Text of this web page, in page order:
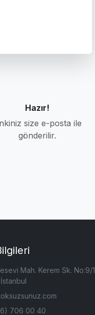
Hazır!
size e-posta ile
gönderilir.
Mah. Kerem Sk. No:9/1
706 00 40